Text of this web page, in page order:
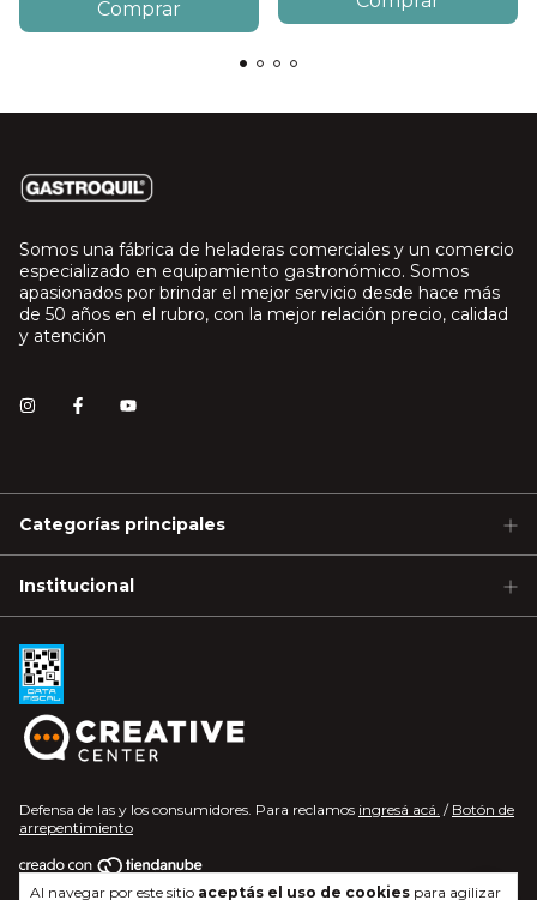
Al navegar por este sitio aceptás el uso de cookies para agilizar
Somos una fábrica de heladeras comerciales y un comercio
especializado en equipamiento gastronómico. Somos
apasionados por brindar el mejor servicio desde hace más
de 50 años en el rubro, con la mejor relación precio, calidad
y atención
Categorías principales
Institucional
Defensa de las y los consumidores. Para reclamos ingresá acá. / Botón de
arrepentimiento
Copyright Gastroquil - 2026. Todos los derechos reservados.